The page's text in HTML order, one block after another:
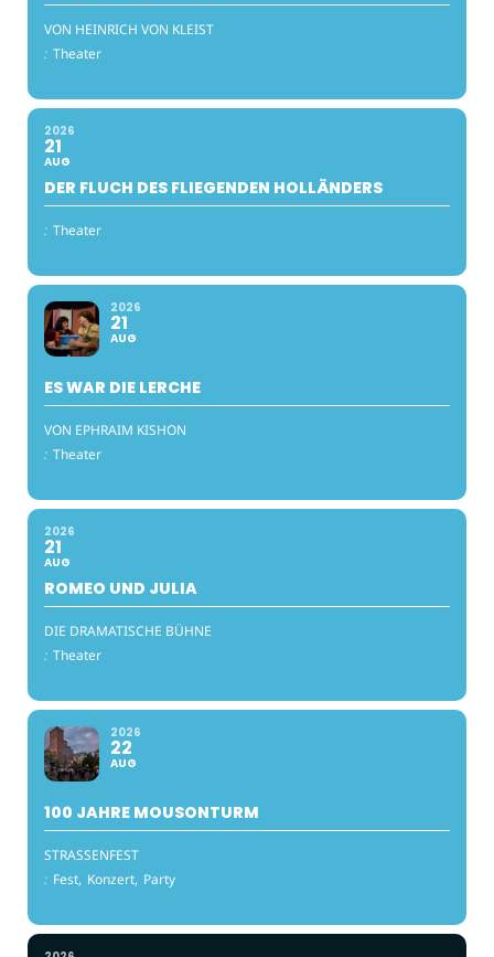
VON HEINRICH VON KLEIST
: Theater
2026
21
AUG
DER FLUCH DES FLIEGENDEN HOLLÄNDERS
: Theater
2026
21
AUG
ES WAR DIE LERCHE
VON EPHRAIM KISHON
: Theater
2026
21
AUG
ROMEO UND JULIA
DIE DRAMATISCHE BÜHNE
: Theater
2026
22
AUG
100 JAHRE MOUSONTURM
STRASSENFEST
: Fest, Konzert, Party